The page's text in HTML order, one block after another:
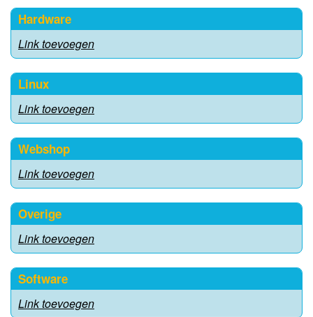
Hardware
Link toevoegen
Linux
Link toevoegen
Webshop
Link toevoegen
Overige
Link toevoegen
Software
Link toevoegen